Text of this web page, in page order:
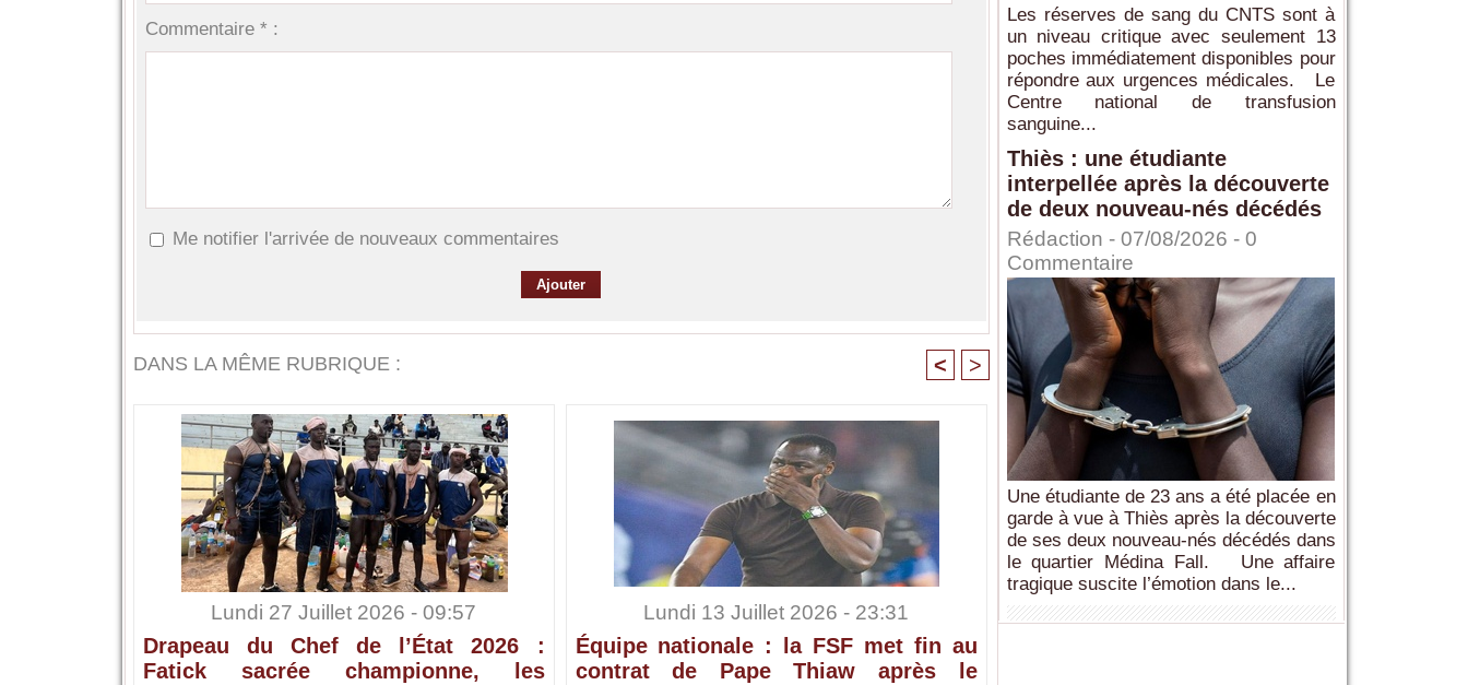
Commentaire * :
Me notifier l'arrivée de nouveaux commentaires
DANS LA MÊME RUBRIQUE : < >
Lundi 27 Juillet 2026 - 09:57
Drapeau du Chef de l’État 2026 :
Fatick sacrée championne, les
Lundi 13 Juillet 2026 - 23:31
Équipe nationale : la FSF met fin au
contrat de Pape Thiaw après le
Les réserves de sang du CNTS sont à
un niveau critique avec seulement 13
poches immédiatement disponibles pour
répondre aux urgences médicales. Le
Centre national de transfusion
sanguine...
Thiès : une étudiante
interpellée après la découverte
de deux nouveau-nés décédés
Rédaction - 07/08/2026 - 0
Commentaire
Une étudiante de 23 ans a été placée en
garde à vue à Thiès après la découverte
de ses deux nouveau-nés décédés dans
le quartier Médina Fall. Une affaire
tragique suscite l’émotion dans le...